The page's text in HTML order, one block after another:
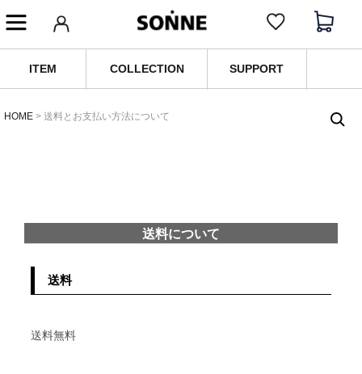
ITEM COLLECTION SUPPORT
HOME 送料とお支払い方法について
送料について
送料
送料無料